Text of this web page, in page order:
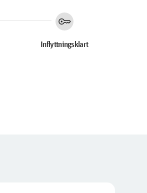
key
Inflyttningsklart